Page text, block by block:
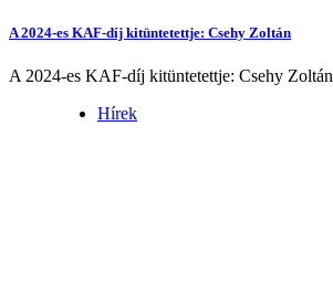
A 2024-es KAF-díj kitüntetettje: Csehy Zoltán
A 2024-es KAF-díj kitüntetettje: Csehy Zoltán
Hírek